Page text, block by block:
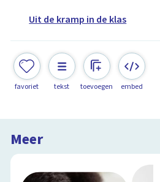
Uit de kramp in de klas
favoriet tekst toevoegen embed
Meer